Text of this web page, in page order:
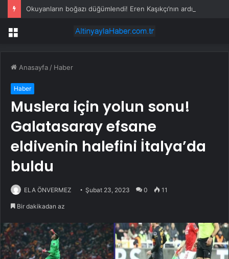
Menü
Anasayfa / Haber
Haber
Muslera için yolun sonu!
Galatasaray efsane
eldivenin halefini İtalya’da
buldu
ELA ÖNVERMEZ Şubat 23, 2023 0 11
Bir dakikadan az